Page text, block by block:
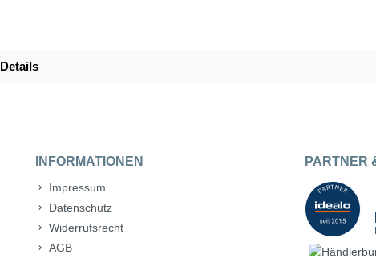
Details
INFORMATIONEN
Impressum
Datenschutz
Widerrufsrecht
AGB
PARTNER